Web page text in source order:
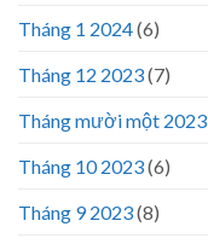
Tháng 1 2024(6)
Tháng 12 2023(7)
Tháng mười một 2023
Tháng 10 2023(6)
Tháng 9 2023(8)